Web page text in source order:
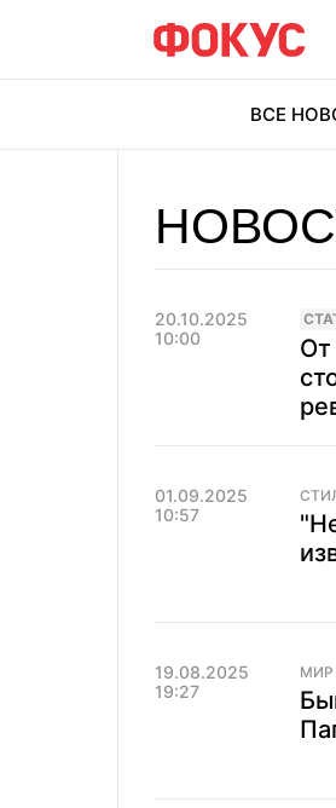
ВСЕ
20.10.2025
10:00
От
01.09.2025
10:57
19.08.2025
19:27
МИР